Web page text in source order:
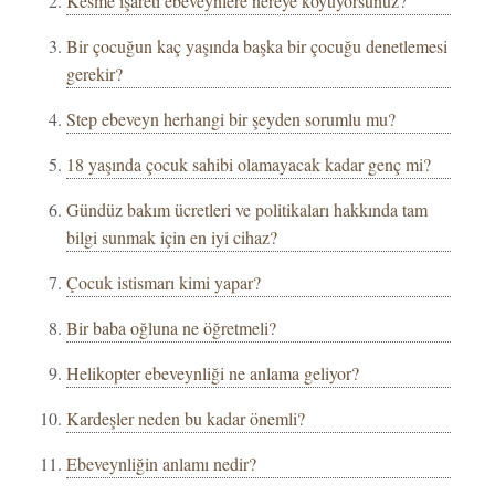
Bir çocuğun kaç yaşında başka bir çocuğu denetlemesi
gerekir?
Step ebeveyn herhangi bir şeyden sorumlu mu?
18 yaşında çocuk sahibi olamayacak kadar genç mi?
Gündüz bakım ücretleri ve politikaları hakkında tam
bilgi sunmak için en iyi cihaz?
Çocuk istismarı kimi yapar?
Bir baba oğluna ne öğretmeli?
Helikopter ebeveynliği ne anlama geliyor?
Kardeşler neden bu kadar önemli?
Ebeveynliğin anlamı nedir?